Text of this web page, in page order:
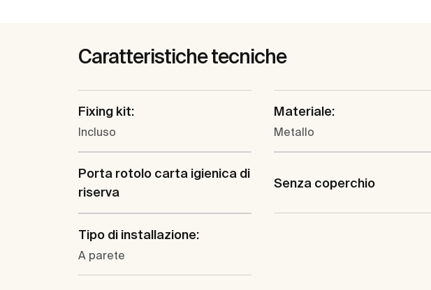
Caratteristiche tecniche
Fixing kit:
Incluso
Materiale:
Metallo
Porta rotolo carta igienica di
riserva
Senza coperchio
Tipo di installazione:
A parete